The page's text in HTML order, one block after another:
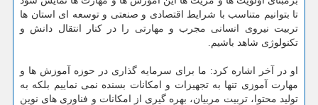
تا بتوانیم متناسب با شرایط اقتصادی و صنعتی و توسعه ای استان ها
تربیت نیروی انسانی مجرب و مهارتی را در كنار انتقال دانش و
تكنولوژی شاهد باشیم.
او در آخر اشاره كرد: ما برای سرمایه گذاری در حوزه آموزش ها و
مهارت آموزی تنها به تجهیزات و امكانات بسنده نمی نماییم بلكه به
تولید محتوا، تربیت مربیان، بهره گیری از امكانات و فناوری های نوین